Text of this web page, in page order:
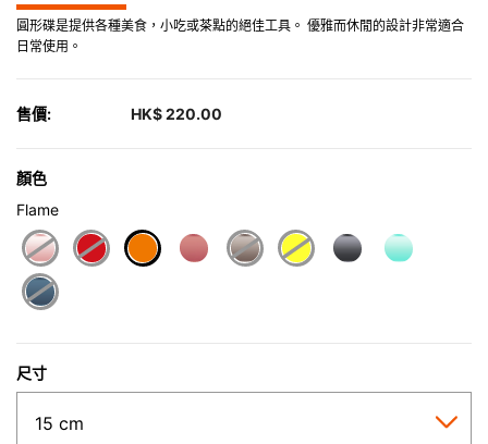
圓形碟是提供各種美食，小吃或茶點的絕佳工具。 優雅而休閒的設計非常適合
日常使用。
售價: HK$ 220.00
顏色
Flame
尺寸